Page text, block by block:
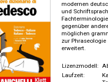
Laufzeit:
Kontakt: